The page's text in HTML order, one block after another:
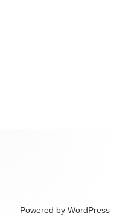
Powered by WordPress